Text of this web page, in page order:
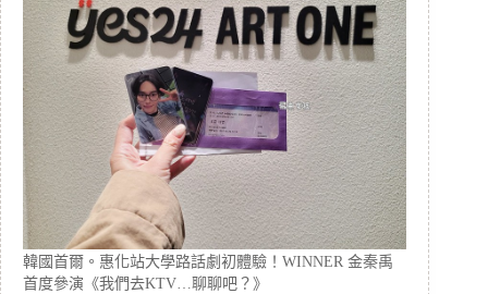
韓國首爾。惠化站大學路話劇初體驗！WINNER 金秦禹
首度參演《我們去KTV…聊聊吧？》